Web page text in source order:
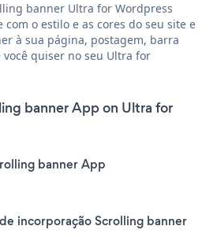
banner Ultra for Wordpress
o estilo e as cores do seu site e
à sua página, postagem, barra
quiser no seu Ultra for
banner App on Ultra for
banner App
incorporação Scrolling banner